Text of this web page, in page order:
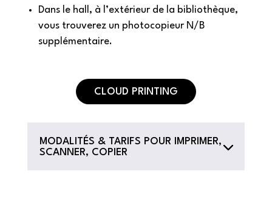
Dans le hall, à l’extérieur de la bibliothèque,
vous trouverez un photocopieur N/B
supplémentaire.
CLOUD PRINTING
MODALITÉS & TARIFS POUR IMPRIMER,
SCANNER, COPIER